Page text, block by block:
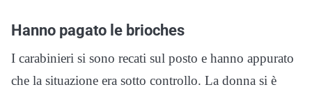
Hanno pagato le brioches
I carabinieri si sono recati sul posto e hanno appurato
che la situazione era sotto controllo. La donna si è